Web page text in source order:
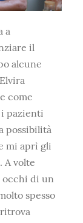
a
il
alcune
come
pazienti
possibilità
mi aprì gli
A volte
occhi di un
spesso